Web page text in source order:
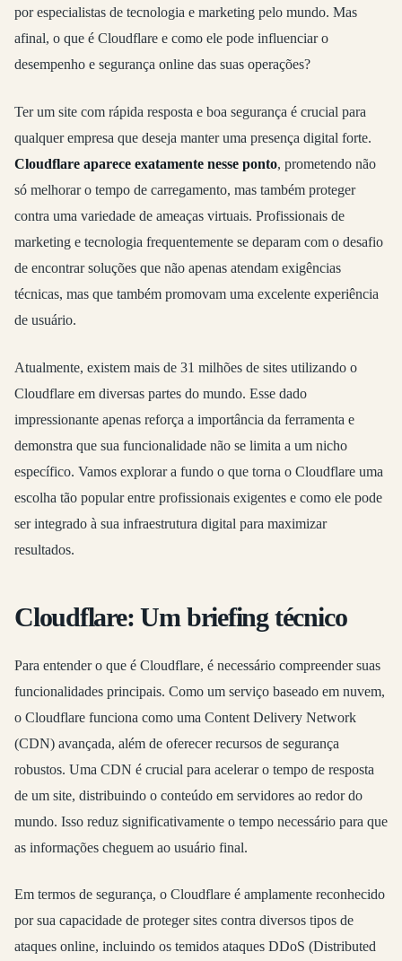
por especialistas de tecnologia e marketing pelo mundo. Mas
afinal, o que é Cloudflare e como ele pode influenciar o
desempenho e segurança online das suas operações?
Ter um site com rápida resposta e boa segurança é crucial para
qualquer empresa que deseja manter uma presença digital forte.
Cloudflare aparece exatamente nesse ponto, prometendo não
só melhorar o tempo de carregamento, mas também proteger
contra uma variedade de ameaças virtuais. Profissionais de
marketing e tecnologia frequentemente se deparam com o desafio
de encontrar soluções que não apenas atendam exigências
técnicas, mas que também promovam uma excelente experiência
de usuário.
Atualmente, existem mais de 31 milhões de sites utilizando o
Cloudflare em diversas partes do mundo. Esse dado
impressionante apenas reforça a importância da ferramenta e
demonstra que sua funcionalidade não se limita a um nicho
específico. Vamos explorar a fundo o que torna o Cloudflare uma
escolha tão popular entre profissionais exigentes e como ele pode
ser integrado à sua infraestrutura digital para maximizar
resultados.
Cloudflare: Um briefing técnico
Para entender o que é Cloudflare, é necessário compreender suas
funcionalidades principais. Como um serviço baseado em nuvem,
o Cloudflare funciona como uma Content Delivery Network
(CDN) avançada, além de oferecer recursos de segurança
robustos. Uma CDN é crucial para acelerar o tempo de resposta
de um site, distribuindo o conteúdo em servidores ao redor do
mundo. Isso reduz significativamente o tempo necessário para que
as informações cheguem ao usuário final.
Em termos de segurança, o Cloudflare é amplamente reconhecido
por sua capacidade de proteger sites contra diversos tipos de
ataques online, incluindo os temidos ataques DDoS (Distributed